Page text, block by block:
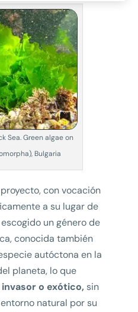
Sea. Green algae on
Bulgaria
con vocación
a su lugar de
un género de
conocida también
autóctona en la
planeta, lo que
o exótico, sin
natural por su